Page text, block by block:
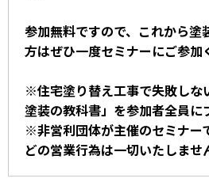
参加無料ですので、これから塗
方はぜひ一度セミナーにご参加
※住宅塗り替え工事で失敗しな
塗装の教科書」を参加者全員に
※非営利団体が主催のセミナー
どの営業行為は一切いたしませ